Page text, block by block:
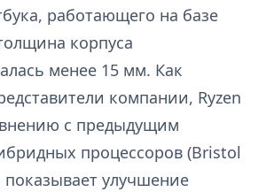
работающего на базе
корпуса
менее 15 мм. Как
компании, Ryzen
с предыдущим
процессоров (Bristol
показывает улучшение